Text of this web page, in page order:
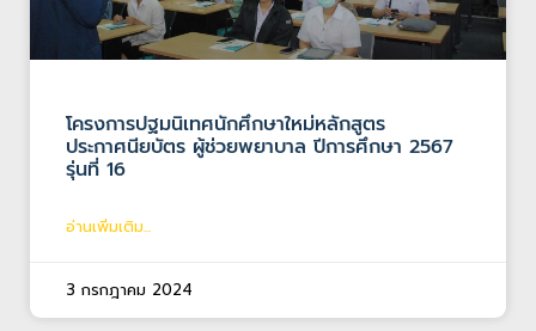
โครงการปฐมนิเทศนักศึกษาใหม่หลักสูตร
ประกาศนียบัตร ผู้ช่วยพยาบาล ปีการศึกษา 2567
รุ่นที่ 16
อ่านเพิ่มเติม...
3 กรกฎาคม 2024